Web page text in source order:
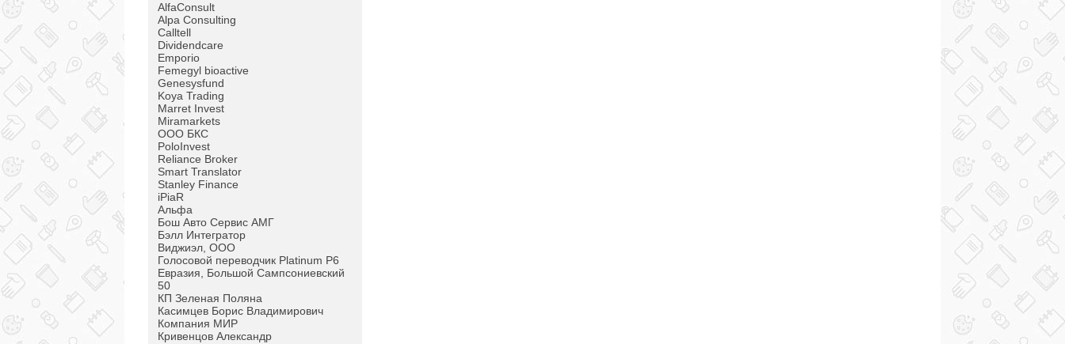
AlfaConsult
Alpa Consulting
Calltell
Dividendcare
Emporio
Femegyl bioactive
Genesysfund
Koya Trading
Marret Invest
Miramarkets
OOO БКС
PoloInvest
Reliance Broker
Smart Translator
Stanley Finance
iPiaR
Альфа
Бош Авто Сервис АМГ
Бэлл Интегратор
Виджиэл, ООО
Голосовой переводчик Platinum P6
Евразия, Большой Сампсониевский
50
КП Зеленая Поляна
Касимцев Борис Владимирович
Компания МИР
Кривенцов Александр